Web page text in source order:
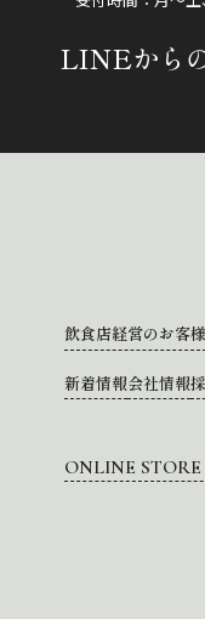
LINEから
飲食店経営のお客様
新着情報会社情報
ONLINE STORE